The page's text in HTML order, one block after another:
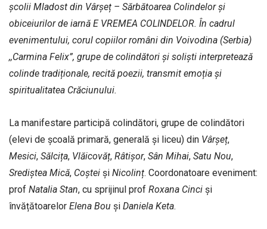
școlii Mladost din Vârşeț – Sărbătoarea Colindelor și
obiceiurilor de iarnă E VREMEA COLINDELOR. În cadrul
evenimentului, corul copiilor români din Voivodina (Serbia)
,,Carmina Felix”, grupe de colindători și soliști interpretează
colinde tradiționale, recită poezii, transmit emoția și
spiritualitatea Crăciunului.
La manifestare participă colindători, grupe de colindători
(elevi de școală primară, generală și liceu) din Vârșeț,
Mesici, Sălcița, Vlăicovăț, Râtișor, Sân Mihai, Satu Nou,
Srediștea Mică, Coștei și Nicolinț. Coordonatoare eveniment:
prof Natalia Stan, cu sprijinul prof Roxana Cinci și
învățătoarelor Elena Bou și Daniela Keta.